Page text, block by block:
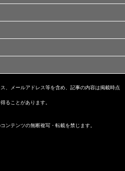
、メールアドレス等を含め、記事の内容は掲載時点
ることがあります。
ンテンツの無断複写・転載を禁じます。